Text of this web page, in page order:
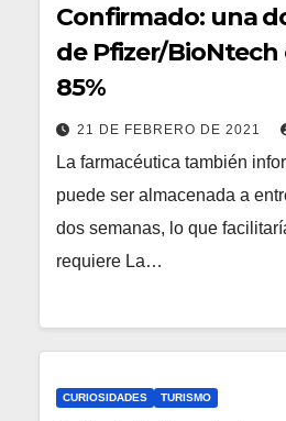
Confirmado: una
de Pfizer/BioNtech
85%
21 DE FEBRERO DE 2021
La farmacéutica también
puede ser almacenada a
dos semanas, lo que
requiere La…
CURIOSIDADES TURISMO